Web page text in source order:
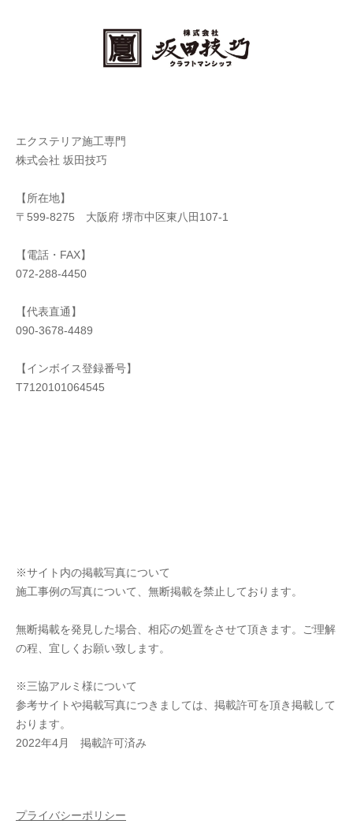
エクステリア施工専門
株式会社 坂田技巧
【所在地】
〒599-8275 大阪府 堺市中区東八田107-1
【電話・FAX】
072-288-4450
【代表直通】
090-3678-4489
【インボイス登録番号】
T7120101064545
※サイト内の掲載写真について
施工事例の写真について、無断掲載を禁止しております。
無断掲載を発見した場合、相応の処置をさせて頂きます。ご理解
の程、宜しくお願い致します。
※三協アルミ様について
参考サイトや掲載写真につきましては、掲載許可を頂き掲載して
おります。
2022年4月 掲載許可済み
プライバシーポリシー